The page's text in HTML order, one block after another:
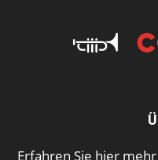
Erfahren Sie hier